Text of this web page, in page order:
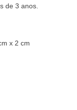
de 3 anos.
x 2 cm